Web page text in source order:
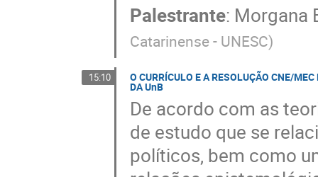
Palestrante: Morgana
Catarinense - UNESC)
15:10 O CURRÍCULO E A RESOLUÇÃO CNE/
DA UnB
De acordo com as
de estudo que se
políticos, bem como